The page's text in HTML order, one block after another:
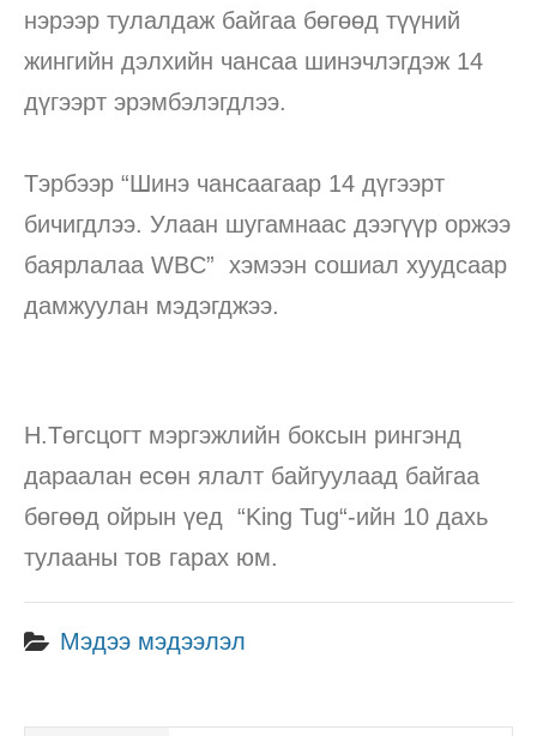
нэрээр тулалдаж байгаа бөгөөд түүний
жингийн дэлхийн чансаа шинэчлэгдэж 14
дүгээрт эрэмбэлэгдлээ.
Тэрбээр “Шинэ чансаагаар 14 дүгээрт
бичигдлээ. Улаан шугамнаас дээгүүр оржээ
баярлалаа WBC” хэмээн сошиал хуудсаар
дамжуулан мэдэгджээ.
Н.Төгсцогт мэргэжлийн боксын рингэнд
дараалан есөн ялалт байгуулаад байгаа
бөгөөд ойрын үед “King Tug“-ийн 10 дахь
тулааны тов гарах юм.
Мэдээ мэдээлэл